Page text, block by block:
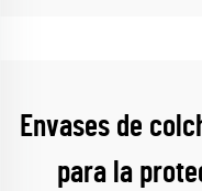
Envases de
para la